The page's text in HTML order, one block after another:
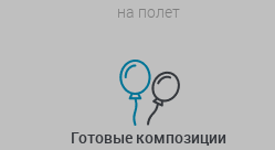
на полет
Готовые композиции